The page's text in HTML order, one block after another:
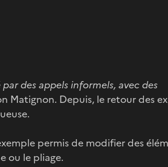
des appels informels, avec des
Matignon. Depuis, le retour des
permis de modifier des
ou le pliage.